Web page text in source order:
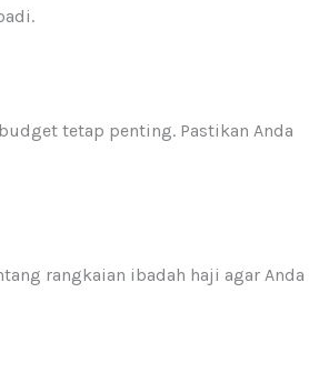
tetap penting. Pastikan Anda
rangkaian ibadah haji agar Anda